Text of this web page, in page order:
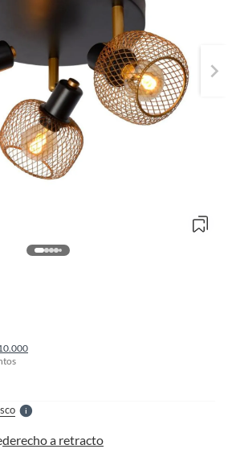
S
e
r
derecho a retracto